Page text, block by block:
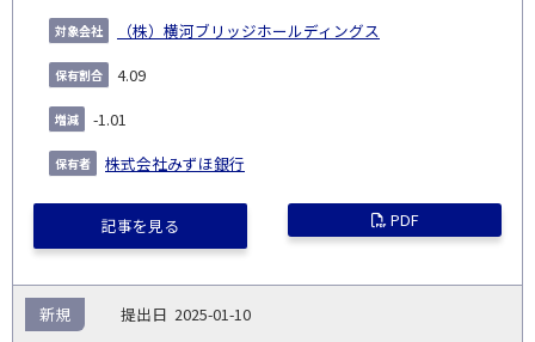
（株）横河ブリッジホールディングス
4.09
-1.01
株式会社みずほ銀行
記事を見る PDF
2025-01-10
新規